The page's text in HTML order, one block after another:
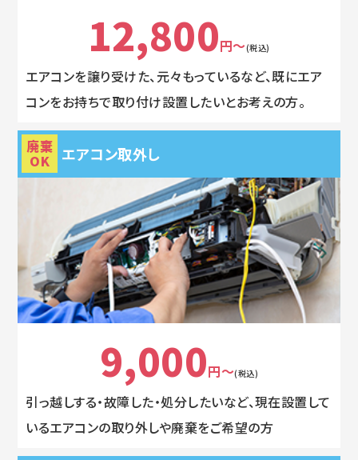
12,800円～(税込)
エアコンを譲り受けた、元々もっているなど、既にエア
コンをお持ちで取り付け設置したいとお考えの方。
廃棄
OK エアコン取外し
9,000円～(税込)
引っ越しする・故障した・処分したいなど、現在設置して
いるエアコンの取り外しや廃棄をご希望の方